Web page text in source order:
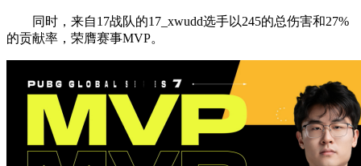
同时，来自17战队的17_xwudd选手以245的总伤害和27%
的贡献率，荣膺赛事MVP。